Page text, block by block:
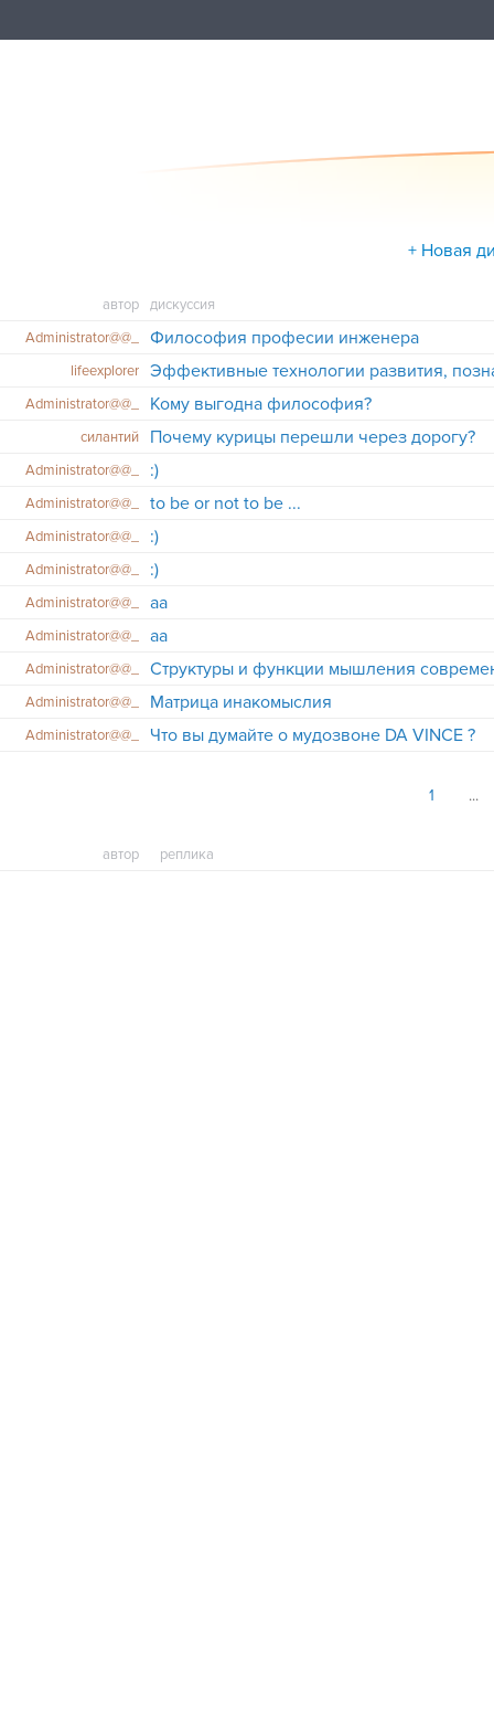
+ Новая
автор
дискуссия
Administrator@@_
Философия професии инженера
lifeexplorer
Administrator@@_
Кому выгодна философия?
силантий Почему курицы перешли через дорогу?
Administrator@@_ :)
Administrator@@_ to be or not to be ...
Administrator@@_ :)
Administrator@@_ :)
Administrator@@_ aa
Administrator@@_ aa
Administrator@@_ Структуры и функции мышления
Administrator@@_ Матрица инакомыслия
Administrator@@_ Что вы думайте о мудозвоне DA VINCE ?
1
автор реплика